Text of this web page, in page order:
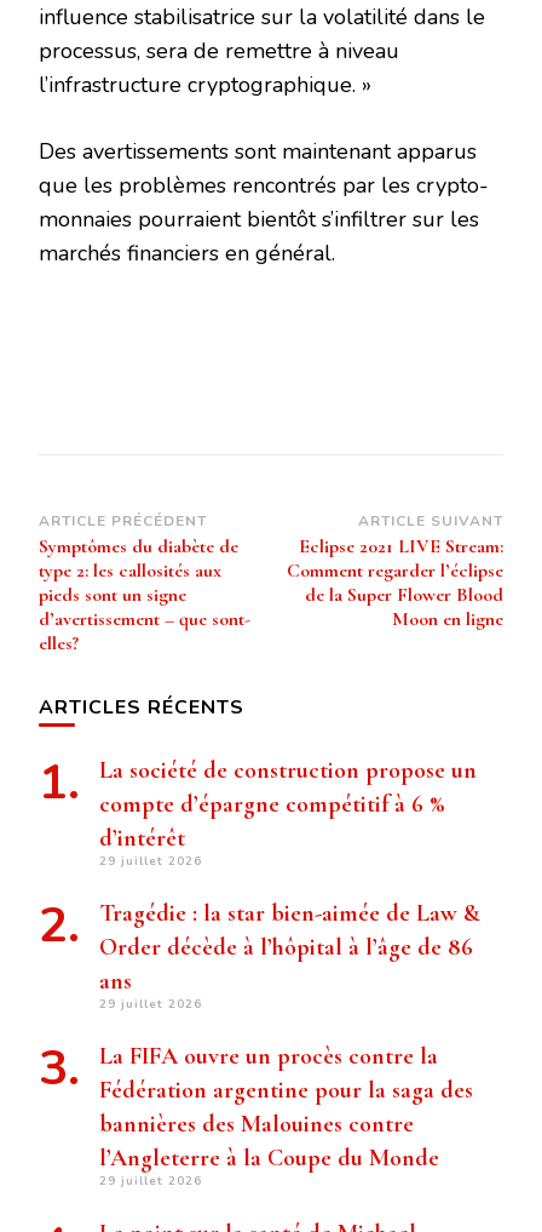
influence stabilisatrice sur la volatilité dans le
processus, sera de remettre à niveau
l’infrastructure cryptographique. »
Des avertissements sont maintenant apparus
que les problèmes rencontrés par les crypto-
monnaies pourraient bientôt s’infiltrer sur les
marchés financiers en général.
Navigation
d’article
ARTICLE PRÉCÉDENT
Symptômes du diabète de
type 2: les callosités aux
pieds sont un signe
d’avertissement – que sont-
elles?
ARTICLE SUIVANT
Eclipse 2021 LIVE Stream:
Comment regarder l’éclipse
de la Super Flower Blood
Moon en ligne
ARTICLES RÉCENTS
La société de construction propose un
compte d’épargne compétitif à 6 %
d’intérêt
29 juillet 2026
Tragédie : la star bien-aimée de Law &
Order décède à l’hôpital à l’âge de 86
ans
29 juillet 2026
La FIFA ouvre un procès contre la
Fédération argentine pour la saga des
bannières des Malouines contre
l’Angleterre à la Coupe du Monde
29 juillet 2026